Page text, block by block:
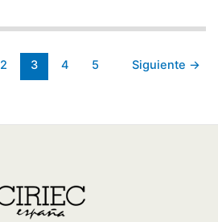
2 3 4 5 Siguiente →